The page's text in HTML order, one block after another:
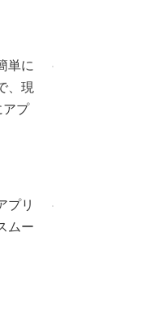
単に
、現
アプ
プリ
ムー